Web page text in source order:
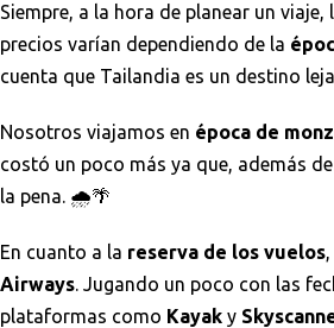
Siempre, a la hora de planear un
precios varían dependiendo de la
cuenta que Tailandia es un destino
Nosotros viajamos en época de
costó un poco más ya que, además
la pena. 🌧️🌴
En cuanto a la reserva de los vuelos
Airways. Jugando un poco con las
plataformas como Kayak y